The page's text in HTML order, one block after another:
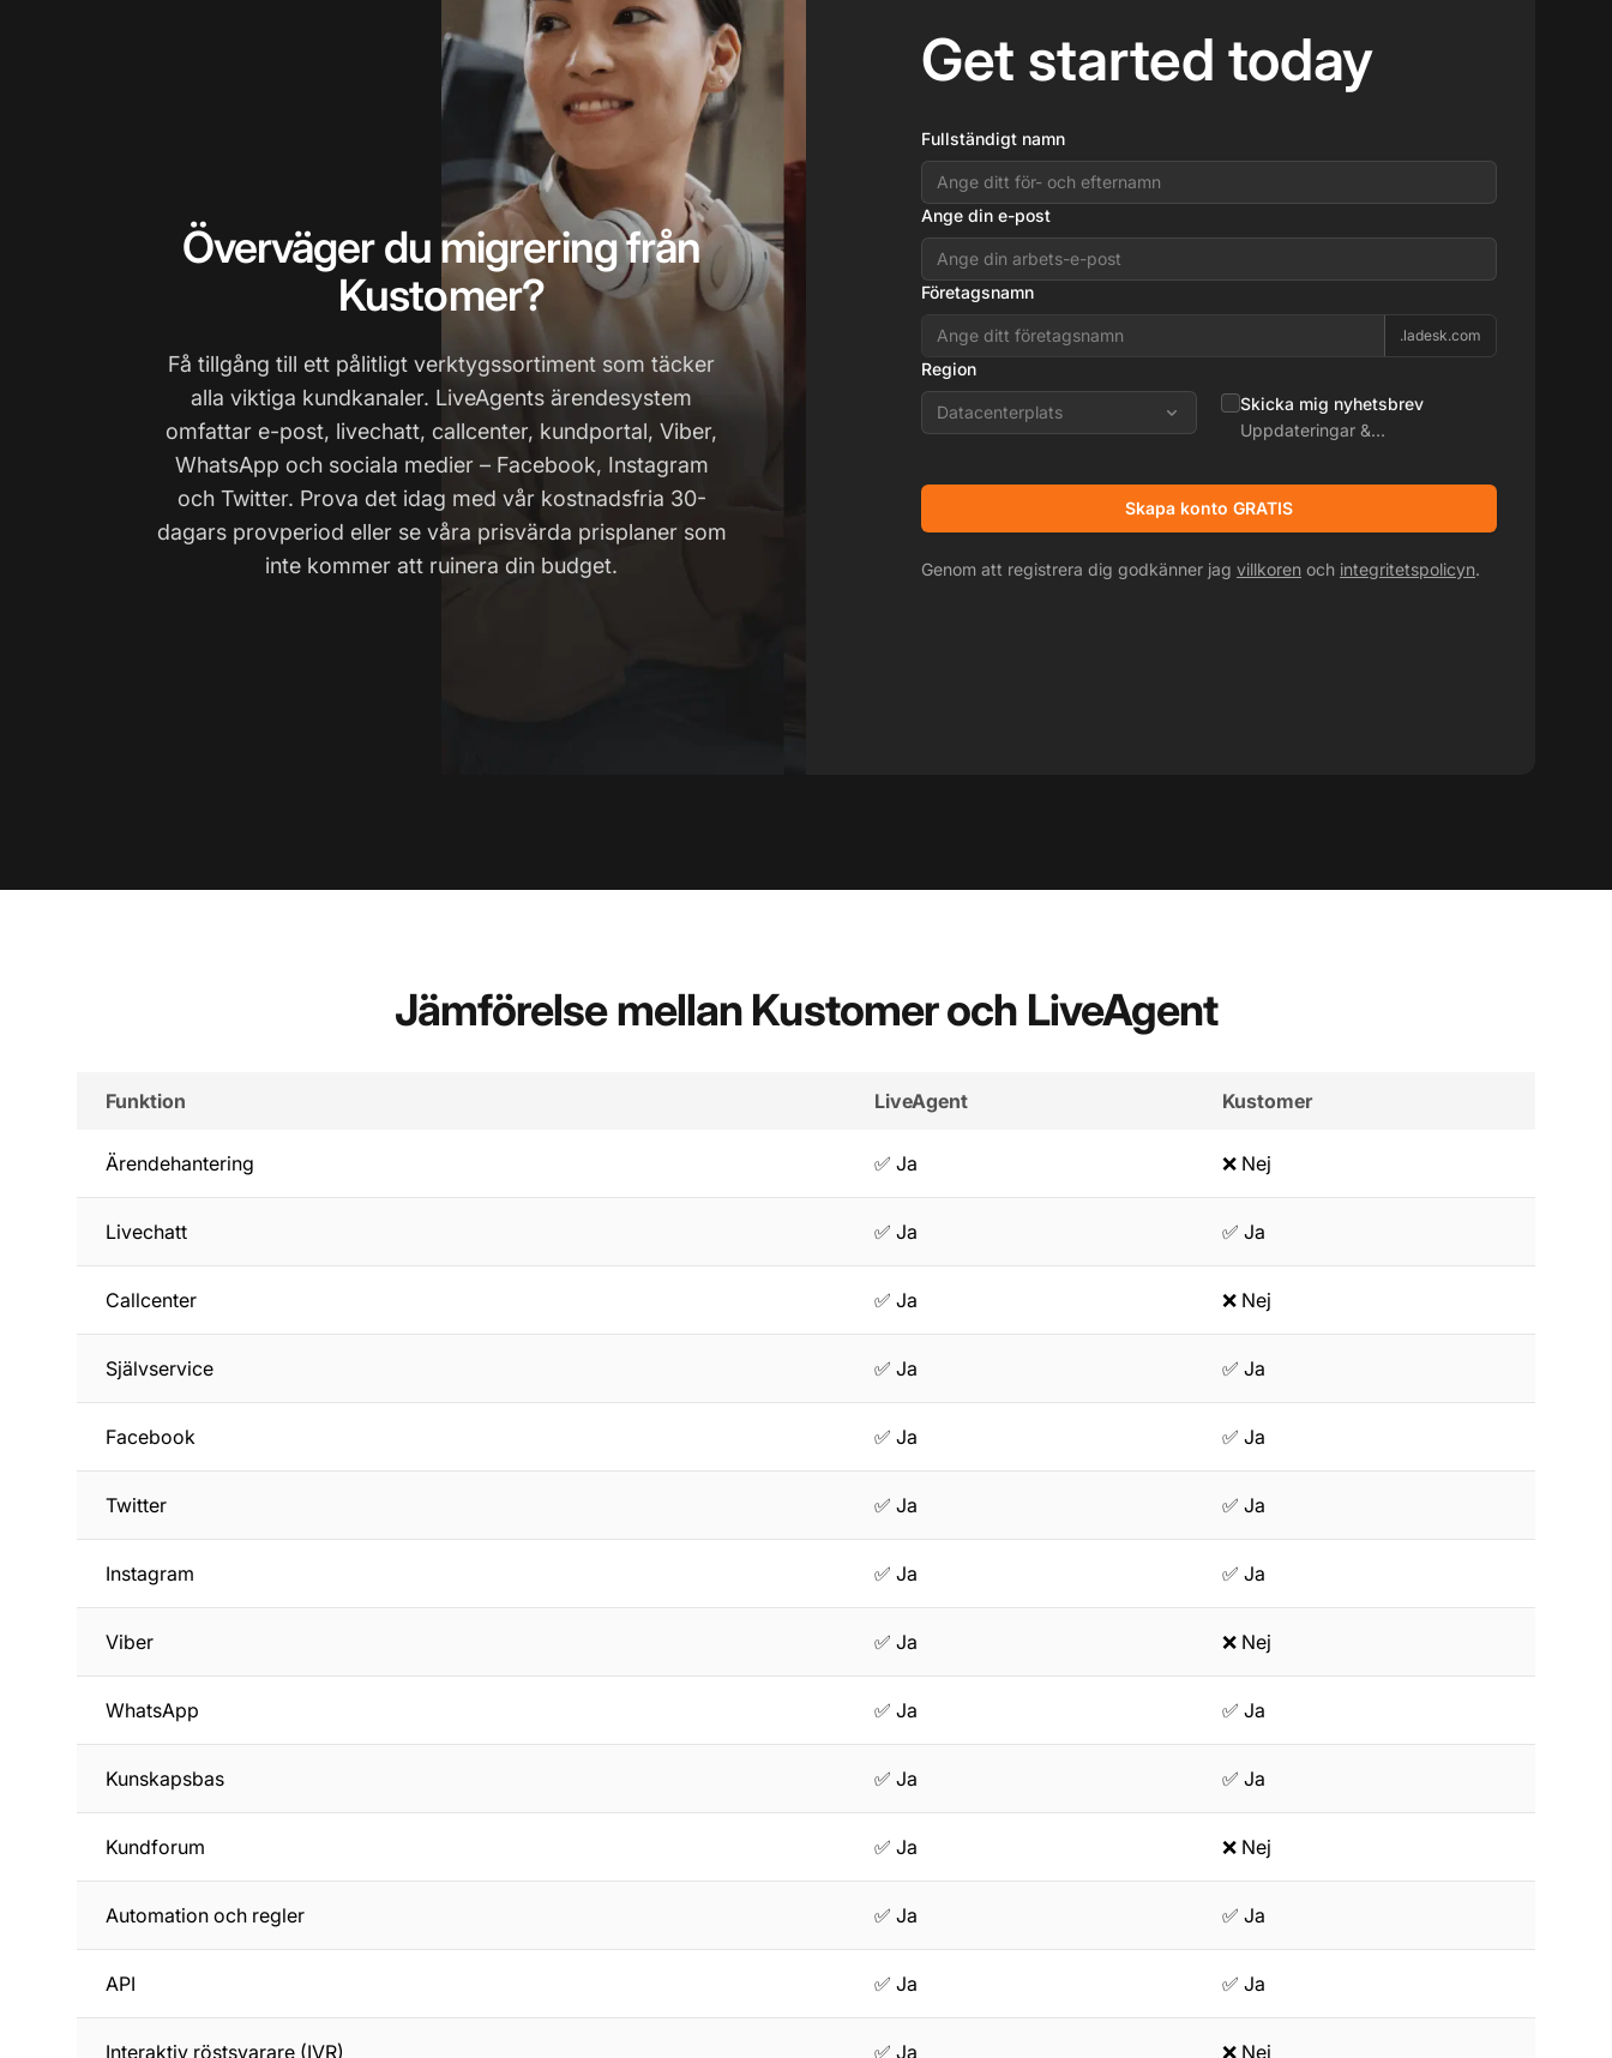
Överväger du migrering från
Kustomer?
Få tillgång till ett pålitligt verktygssortiment som täcker
alla viktiga kundkanaler. LiveAgents ärendesystem
omfattar e-post, livechatt, callcenter, kundportal, Viber,
WhatsApp och sociala medier – Facebook, Instagram
och Twitter. Prova det idag med vår kostnadsfria 30-
dagars provperiod eller se våra prisvärda prisplaner som
inte kommer att ruinera din budget.
Get started today
Fullständigt namn
Ange din e-post
Företagsnamn
.ladesk.com
Region
Datacenterplats
Skicka mig nyhetsbrev
Uppdateringar &
Skapa konto GRATIS
Genom att registrera dig godkänner jag villkoren och integritetspolicyn.
Jämförelse mellan Kustomer och LiveAgent
Funktion LiveAgent Kustomer
Ärendehantering ✅ Ja ❌ Nej
Livechatt ✅ Ja ✅ Ja
Callcenter ✅ Ja ❌ Nej
Självservice ✅ Ja ✅ Ja
Facebook ✅ Ja ✅ Ja
Twitter ✅ Ja ✅ Ja
Instagram ✅ Ja ✅ Ja
Viber ✅ Ja ❌ Nej
WhatsApp ✅ Ja ✅ Ja
Kunskapsbas ✅ Ja ✅ Ja
Kundforum ✅ Ja ❌ Nej
Automation och regler ✅ Ja ✅ Ja
API ✅ Ja ✅ Ja
Interaktiv röstsvarare (IVR) ✅ Ja ❌ Nej